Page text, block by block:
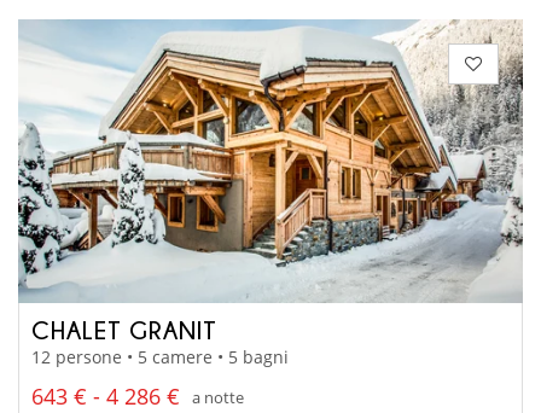
CHALET GRANIT
12 persone • 5 camere • 5 bagni
643 € - 4 286 €
a notte